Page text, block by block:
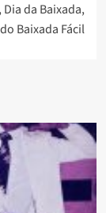
da Baixada,
Baixada Fácil